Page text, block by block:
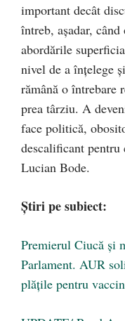
important decât
întreb, aşadar, când
abordările
nivel de a înţelege
rămână o întrebare
prea târziu. A
face politică,
descalificant
Lucian Bode.
Știri pe subiect:
Premierul Ciucă și
Parlament. AUR
plățile pentru